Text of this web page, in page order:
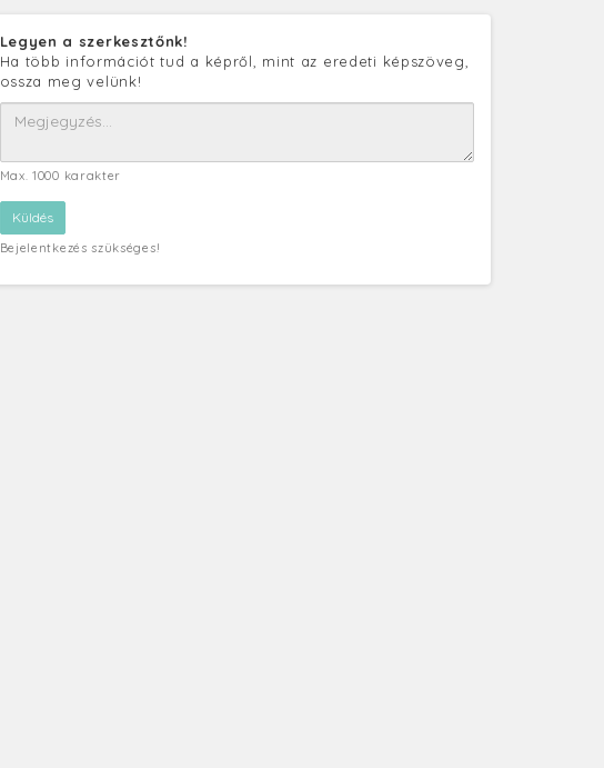
Legyen a szerkesztőnk!
Ha több információt tud a képről, mint az eredeti képszöveg,
ossza meg velünk!
Max. 1000 karakter
Bejelentkezés szükséges!